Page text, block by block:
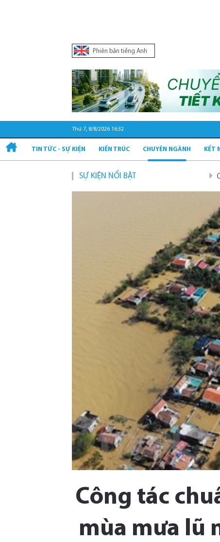
Phiên bản tiếng Anh
Thứ 7, 8/8/2026 16:32
TIN TỨC - SỰ KIỆN KIẾN TRÚC CHUYÊN NGÀNH KẾT
SỰ KIỆN NỔI BẬT Quy hoạch
Công tác
mùa mưa lũ